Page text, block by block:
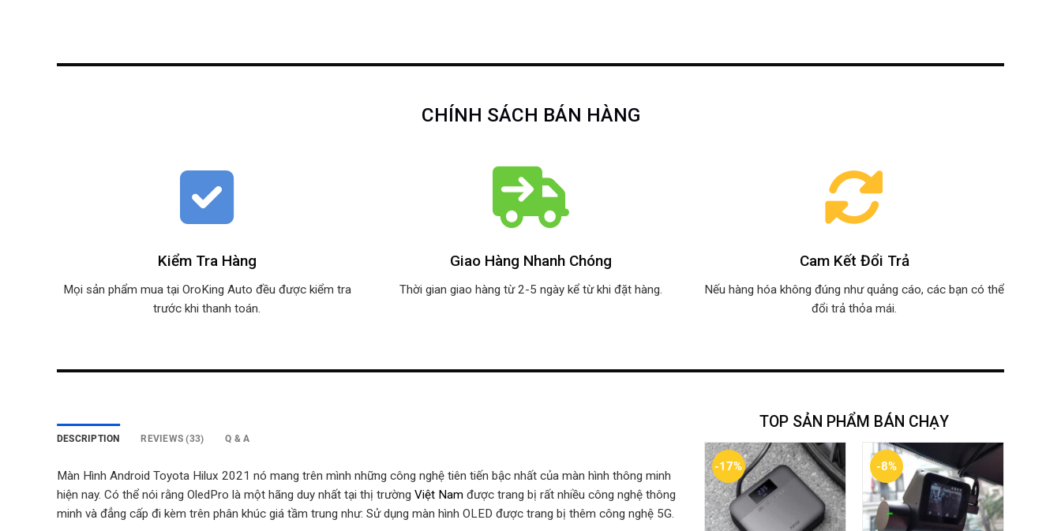
CHÍNH SÁCH BÁN HÀNG
Kiểm Tra Hàng
Mọi sản phẩm mua tại OroKing Auto đều được kiểm tra
trước khi thanh toán.
Giao Hàng Nhanh Chóng
Thời gian giao hàng từ 2-5 ngày kể từ khi đặt hàng.
Cam Kết Đổi Trả
Nếu hàng hóa không đúng như quảng cáo, các bạn có thể
đổi trả thỏa mái.
DESCRIPTION REVIEWS (33) Q & A
Màn Hình Android Toyota Hilux 2021 nó mang trên mình những công nghệ tiên tiến bậc nhất của màn hình thông minh
hiện nay. Có thể nói rằng OledPro là một hãng duy nhất tại thị trường Việt Nam được trang bị rất nhiều công nghệ thông
minh và đẳng cấp đi kèm trên phân khúc giá tầm trung như: Sử dụng màn hình OLED được trang bị thêm công nghệ 5G.
TOP SẢN PHẨM BÁN CHẠY
-17% -8%